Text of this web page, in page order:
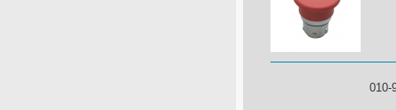
010-